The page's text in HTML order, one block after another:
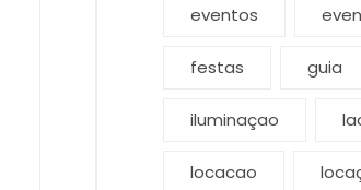
eventos
festas guia
iluminaçao
locacao